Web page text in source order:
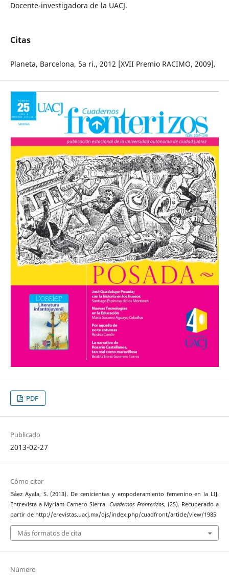
Docente-investigadora de la UACJ.
Citas
Planeta, Barcelona, 5a ri., 2012 [XVII Premio RACIMO, 2009].
PDF
Publicado
2013-02-27
Cómo citar
Báez Ayala, S. (2013). De cenicientas y empoderamiento femenino en la LIJ.
Entrevista a Myriam Camero Sierra. Cuadernos Fronterizos, (25). Recuperado a
partir de http://erevistas.uacj.mx/ojs/index.php/cuadfront/article/view/1985
Más formatos de cita
Número